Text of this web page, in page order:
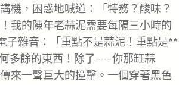
機，困惑地喊道：「特務？酸味？
我的陳年老蒜泥需要每隔三小時的
子雜音：「重點不是蒜泥！重點是**
多餘的東西！除了——你那缸蒜
來一聲巨大的撞擊。一個穿著黑色